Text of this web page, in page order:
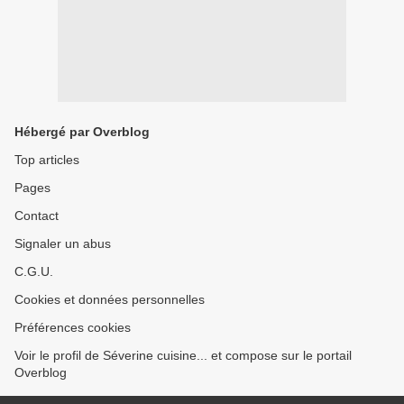
Hébergé par Overblog
Top articles
Pages
Contact
Signaler un abus
C.G.U.
Cookies et données personnelles
Préférences cookies
Voir le profil de Séverine cuisine... et compose sur le portail
Overblog